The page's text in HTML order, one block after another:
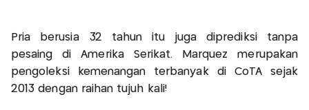
Pria berusia 32 tahun itu juga diprediksi tanpa
pesaing di Amerika Serikat. Marquez merupakan
pengoleksi kemenangan terbanyak di CoTA sejak
2013 dengan raihan tujuh kali!